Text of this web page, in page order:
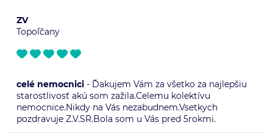
ZV
Topoľčany
celé nemocnici - Ďakujem Vám za všetko za najlepšiu
starostlivosť akú som zažila.Celemu kolektívu
nemocnice.Nikdy na Vás nezabudnem.Vsetkych
pozdravuje Z.V.SR.Bola som u Vás pred 5rokmi.